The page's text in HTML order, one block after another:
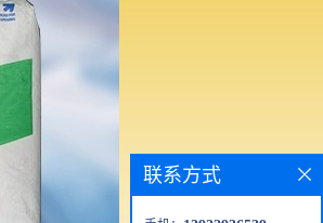
联系方式